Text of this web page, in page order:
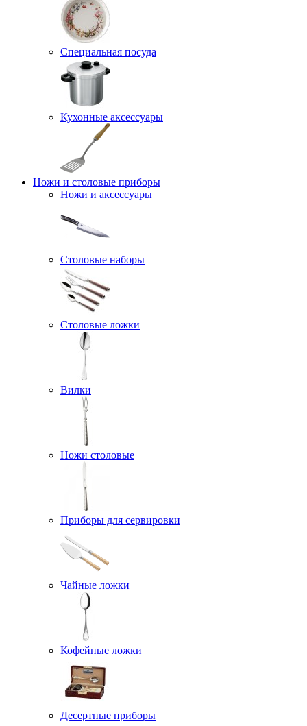
Специальная посуда
Кухонные аксессуары
Ножи и столовые приборы
Ножи и аксессуары
Столовые наборы
Столовые ложки
Вилки
Ножи столовые
Приборы для сервировки
Чайные ложки
Кофейные ложки
Десертные приборы